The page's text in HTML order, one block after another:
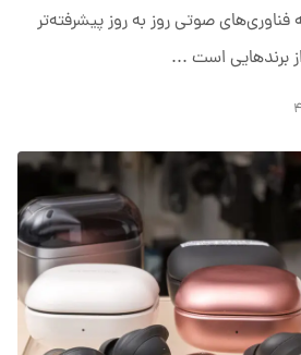
صوتی روز به روز پیشرفته‌تر
برندهایی است ...